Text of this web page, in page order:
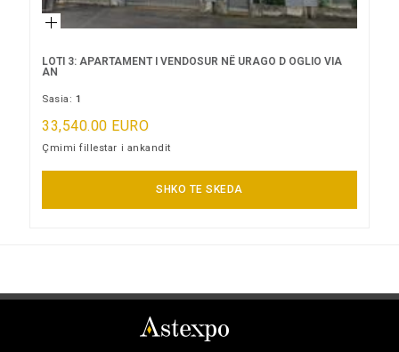
LOTI 3: APARTAMENT I VENDOSUR NË URAGO D OGLIO VIA
AN
Sasia: 1
33,540.00 EURO
Çmimi fillestar i ankandit
SHKO TE SKEDA